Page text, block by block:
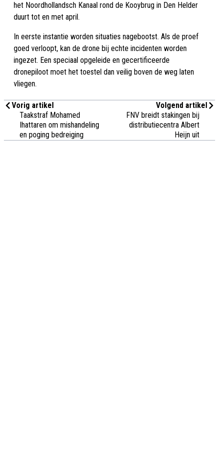
het Noordhollandsch Kanaal rond de Kooybrug in Den Helder
duurt tot en met april.
In eerste instantie worden situaties nagebootst. Als de proef
goed verloopt, kan de drone bij echte incidenten worden
ingezet. Een speciaal opgeleide en gecertificeerde
dronepiloot moet het toestel dan veilig boven de weg laten
vliegen.
Vorig artikel
Taakstraf Mohamed
Ihattaren om mishandeling
en poging bedreiging
Volgend artikel
FNV breidt stakingen bij
distributiecentra Albert
Heijn uit